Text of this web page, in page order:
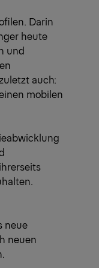
Darin
heute
und
auch:
mobilen
neue
neuen